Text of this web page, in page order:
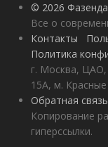
© 2026 Фазенда
Все о
Контакты
Политика
г. Москва, ЦАО,
15А, м.
Обратная связь
Копирование
гиперссылки.